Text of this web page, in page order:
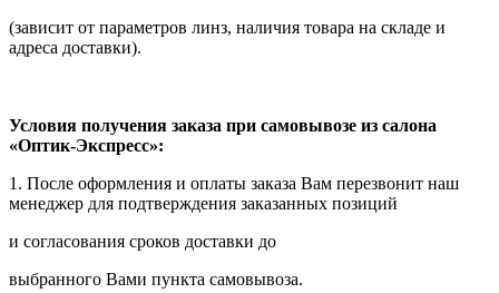
(зависит от параметров линз, наличия товара на складе и
адреса доставки).
Условия получения заказа при самовывозе из салона
«Оптик-Экспресс»:
1. После оформления и оплаты заказа Вам перезвонит наш
менеджер для подтверждения заказанных позиций
и согласования сроков доставки до
выбранного Вами пункта самовывоза.